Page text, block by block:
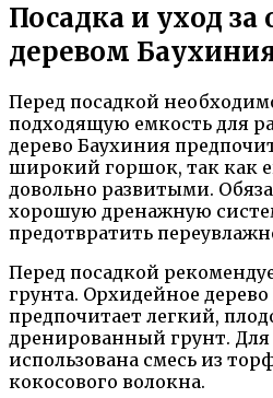
Посадка и уход
деревом
Перед посадкой
подходящую емкость для
дерево Баухиния
широкий горшок, так как
довольно развитыми.
хорошую дренажную
предотвратить
Перед посадкой
грунта. Орхидейное
предпочитает легкий,
дренированный грунт.
использована смесь из
кокосового волокна.